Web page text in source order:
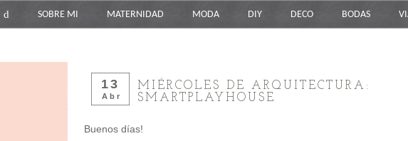
d SOBRE MI MATERNIDAD MODA DIY DECO BODAS
13
Abr
MIÉRCOLES DE ARQUITECTURA:
SMARTPLAYHOUSE
Buenos días!